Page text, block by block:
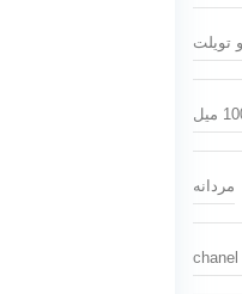
تویلت
میل
مردانه